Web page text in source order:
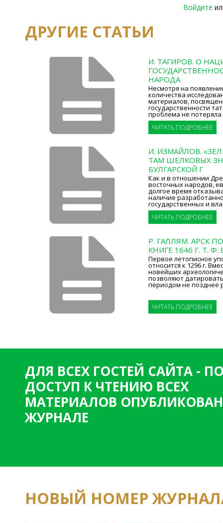
Войдите
ДРУГИЕ СТАТЬИ
И. ТАГИРОВ. О
НАРОДА
Несмотря на
количества
материалов,
государственности
проблема не потеряла
ЧИТАТЬ ПОДРОБНЕЕ
И. ИЗМАЙЛОВ.
ТАМ ШЕЛКОВЫХ
БУЛГАРСКОЙ Г
Как и в отношении
восточных народов,
долгое время
наличие
государственных и
ЧИТАТЬ ПОДРОБНЕЕ
Р. ГАЛЛЯМ. АРСК
КНИГЕ 1646 Г. Т.
Первое летописное
относится к 1296 г.
новейших
позволяют
периодом не позднее
ЧИТАТЬ ПОДРОБНЕЕ
ДЛЯ ВСЕХ ГОСТЕЙ САЙТА -
ДОСТУП К ЧТЕНИЮ ВСЕХ
МАТЕРИАЛОВ
ЖУРНАЛЕ
НОВЫЙ НОМЕР